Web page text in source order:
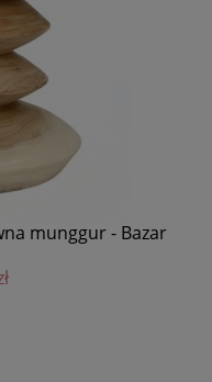
munggur - Bazar